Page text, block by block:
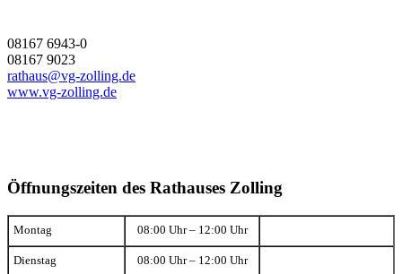
08167 6943-0
08167 9023
rathaus@vg-zolling.de
www.vg-zolling.de
Öffnungszeiten des Rathauses Zolling
Montag 08:00 Uhr – 12:00 Uhr
Dienstag 08:00 Uhr – 12:00 Uhr